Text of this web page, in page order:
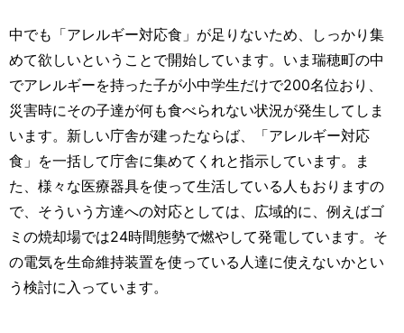
中でも「アレルギー対応食」が足りないため、しっかり集
めて欲しいということで開始しています。いま瑞穂町の中
でアレルギーを持った子が小中学生だけで200名位おり、
災害時にその子達が何も食べられない状況が発生してしま
います。新しい庁舎が建ったならば、「アレルギー対応
食」を一括して庁舎に集めてくれと指示しています。ま
た、様々な医療器具を使って生活している人もおりますの
で、そういう方達への対応としては、広域的に、例えばゴ
ミの焼却場では24時間態勢で燃やして発電しています。そ
の電気を生命維持装置を使っている人達に使えないかとい
う検討に入っています。